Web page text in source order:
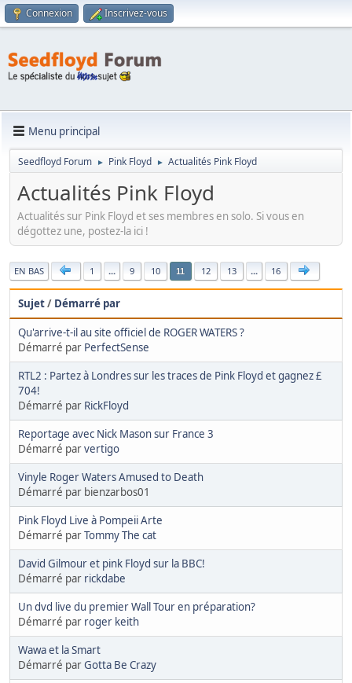
Connexion Inscrivez-vous
Menu principal
Seedfloyd Forum ► Pink Floyd ► Actualités Pink Floyd
Actualités Pink Floyd
Actualités sur Pink Floyd et ses membres en solo. Si vous en
dégottez une, postez-la ici !
|
EN BAS 1 ... 9 10 11 12 13 ... 16
Sujet/ Démarré par
Qu'arrive-t-il au site officiel de ROGER WATERS ?
Démarré par PerfectSense
RTL2 : Partez à Londres sur les traces de Pink Floyd et gagnez £
704!
Démarré par RickFloyd
Reportage avec Nick Mason sur France 3
Démarré parvertigo
Vinyle Roger Waters Amused to Death
Démarré par bienzarbos01
Pink Floyd Live à Pompeii Arte
Démarré parTommy The cat
David Gilmour et pink Floyd sur la BBC!
Démarré par rickdabe
Un dvd live du premier Wall Tour en préparation?
Démarré par roger keith
Wawa et la Smart
Démarré parGotta Be Crazy